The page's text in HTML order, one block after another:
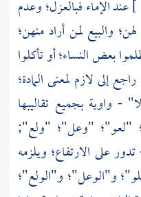
عند الإماء فبالعزل؛ وعدم
والبيع لمن أراد منهن؛
بعض النساء؛ أو تأكلوا
إلى لازم لمعنى المادة؛
- واوية بجميع تقاليبها
"لعو"؛ "وعل"؛ "ولع";
على الارتفاع؛ ويلزمه
و"الوعل"؛ و"الولع"؛